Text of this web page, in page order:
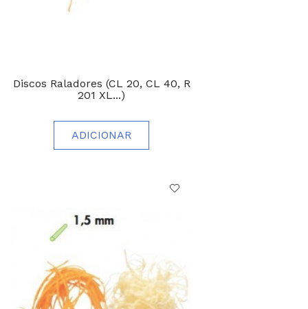
Discos Raladores (CL 20, CL 40, R
201 XL...)
ADICIONAR